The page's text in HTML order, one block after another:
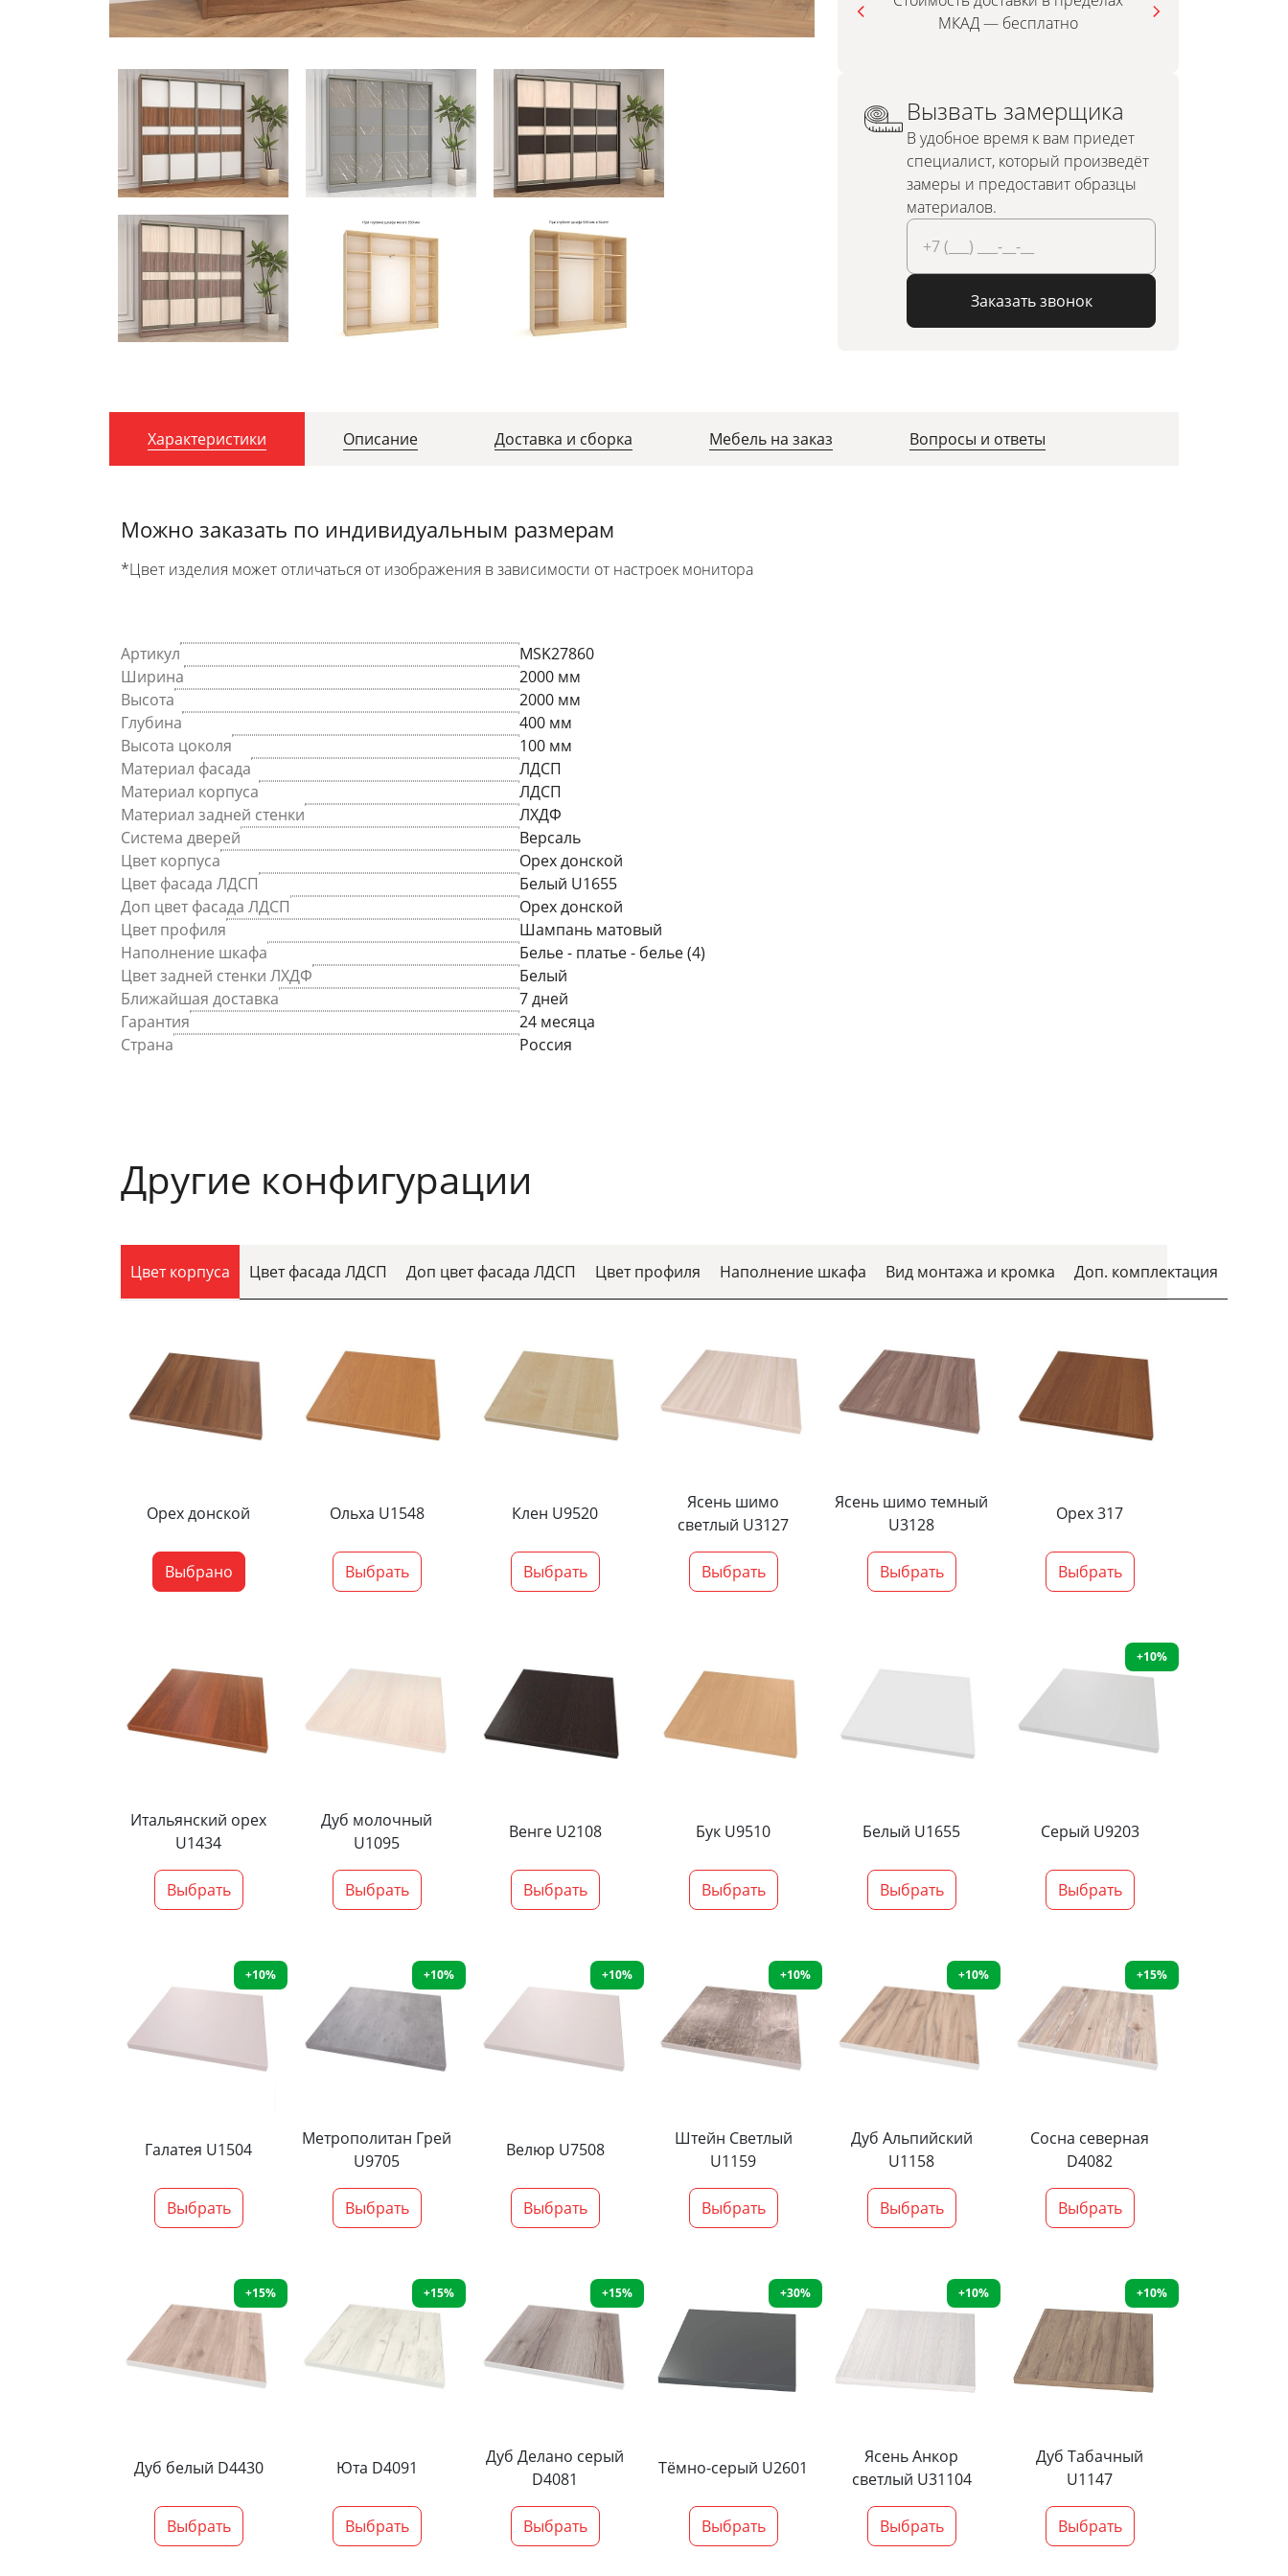
МКАД — бесплатно
Вызвать замерщика
В удобное время к вам приедет
специалист, который произведёт
замеры и предоставит образцы
материалов.
Заказать звонок
Характеристики Описание Доставка и сборка Мебель на заказ Вопросы и ответы
Можно заказать по индивидуальным размерам
*Цвет изделия может отличаться от изображения в зависимости от настроек монитора
Артикул
MSK27860
Ширина
2000 мм
Высота
2000 мм
Глубина
400 мм
Высота цоколя
100 мм
Материал фасада
ЛДСП
Материал корпуса
ЛДСП
Материал задней стенки
ЛХДФ
Система дверей
Версаль
Цвет корпуса
Орех донской
Цвет фасада ЛДСП
Белый U1655
Доп цвет фасада ЛДСП
Орех донской
Цвет профиля
Шампань матовый
Наполнение шкафа
Белье - платье - белье (4)
Цвет задней стенки ЛХДФ
Белый
Ближайшая доставка
7 дней
Гарантия
24 месяца
Страна
Россия
Другие конфигурации
Цвет корпуса Цвет фасада ЛДСП Доп цвет фасада ЛДСП Цвет профиля Наполнение шкафа Вид монтажа и кромка Доп. комплектация
Орех донской
Выбрано
Ольха U1548
Выбрать
Клен U9520
Выбрать
Ясень шимо
светлый U3127
Выбрать
Ясень шимо темный
U3128
Выбрать
Орех 317
Выбрать
Итальянский орех
U1434
Выбрать
Дуб молочный
U1095
Выбрать
Венге U2108
Выбрать
Бук U9510
Выбрать
Белый U1655
Выбрать
+10%
Серый U9203
Выбрать
+10%
Галатея U1504
Выбрать
+10%
Метрополитан Грей
U9705
Выбрать
+10%
Велюр U7508
Выбрать
+10%
Штейн Светлый
U1159
Выбрать
+10%
Дуб Альпийский
U1158
Выбрать
+15%
Сосна северная
D4082
Выбрать
+15%
Дуб белый D4430
Выбрать
+15%
Юта D4091
Выбрать
+15%
Дуб Делано серый
D4081
Выбрать
+30%
Тёмно-серый U2601
Выбрать
+10%
Ясень Анкор
светлый U31104
Выбрать
+10%
Дуб Табачный
U1147
Выбрать